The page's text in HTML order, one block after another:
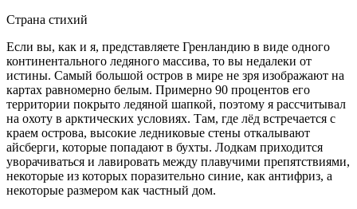
Страна стихий
Если вы, как и я, представляете Гренландию в виде одного
континентального ледяного массива, то вы недалеки от
истины. Самый большой остров в мире не зря изображают на
картах равномерно белым. Примерно 90 процентов его
территории покрыто ледяной шапкой, поэтому я рассчитывал
на охоту в арктических условиях. Там, где лёд встречается с
краем острова, высокие ледниковые стены откалывают
айсберги, которые попадают в бухты. Лодкам приходится
уворачиваться и лавировать между плавучими препятствиями,
некоторые из которых поразительно синие, как антифриз, а
некоторые размером как частный дом.